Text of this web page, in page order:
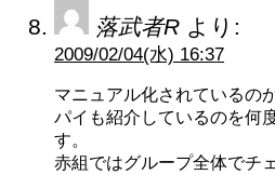
落武者R より:
2009/02/04(水) 16:37
マニュアル化されているの
パイも紹介しているのを何
す。
赤組ではグループ全体でチ